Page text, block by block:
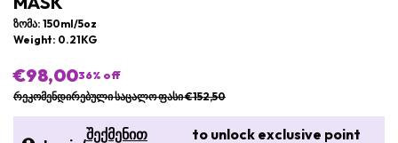
ზომა: 150ml/5oz
Weight: 0.21KG
€98,0036% off
რეკომენდირებული საცალო ფასი €152,50
შექმენით to unlock exclusive point